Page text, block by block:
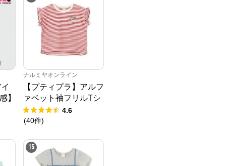
】
ナルミヤオンライン
【プティプラ】アルフ
ァベット袖フリルTシ
ャツ
4.6
(40件)
15